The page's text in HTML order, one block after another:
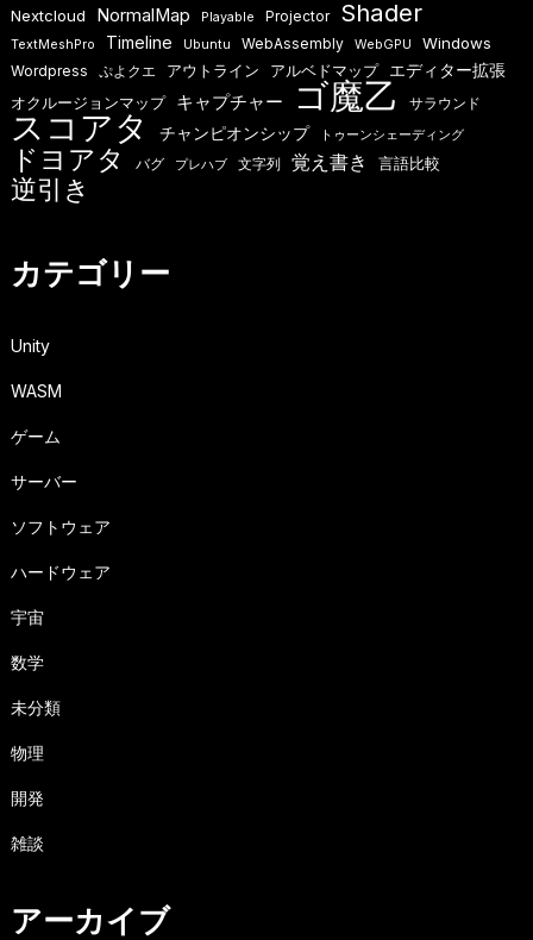
Nextcloud NormalMap Playable Projector Shader
TextMeshPro Timeline Ubuntu WebAssembly WebGPU Windows
Wordpress ぷよクエ アウトライン アルベドマップ エディター拡張
オクルージョンマップ キャプチャー ゴ魔乙 サラウンド
スコアタ チャンピオンシップ トゥーンシェーディング
ドヨアタ バグ プレハブ 文字列 覚え書き 言語比較
逆引き
カテゴリー
Unity
WASM
ゲーム
サーバー
ソフトウェア
ハードウェア
宇宙
数学
未分類
物理
開発
雑談
アーカイブ